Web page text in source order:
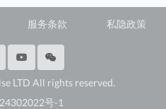
服务条款 私隐政策
LTD All rights reserved.
号-1